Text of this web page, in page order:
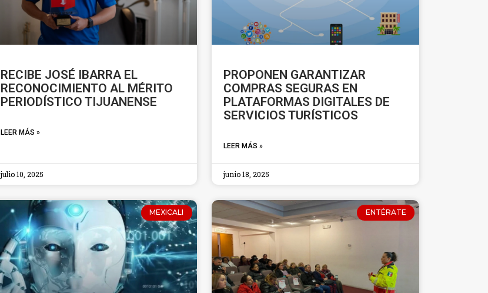
RECIBE JOSÉ IBARRA EL
RECONOCIMIENTO AL MÉRITO
PERIODÍSTICO TIJUANENSE
LEER MÁS »
julio 10, 2025
PROPONEN GARANTIZAR
COMPRAS SEGURAS EN
PLATAFORMAS DIGITALES DE
SERVICIOS TURÍSTICOS
LEER MÁS »
junio 18, 2025
MEXICALI ENTÉRATE